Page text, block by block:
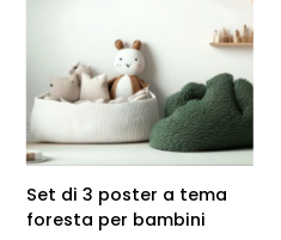
Set di 3 poster a tema
foresta per bambini